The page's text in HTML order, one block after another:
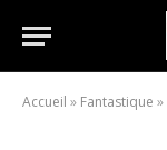
Accueil » Fantastique »